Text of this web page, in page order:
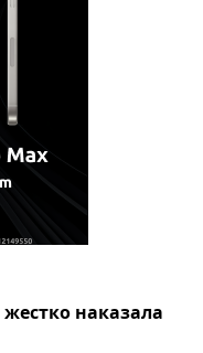
наказала